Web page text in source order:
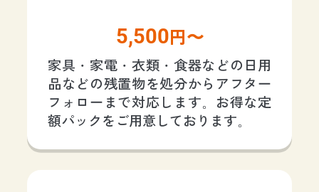
5,500 円〜
家具・家電・衣類・食器などの日用
品などの残置物を処分からアフター
フォローまで対応します。お得な定
額パックをご用意しております。